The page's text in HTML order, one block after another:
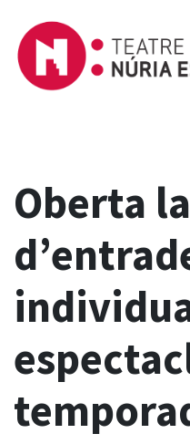
Oberta